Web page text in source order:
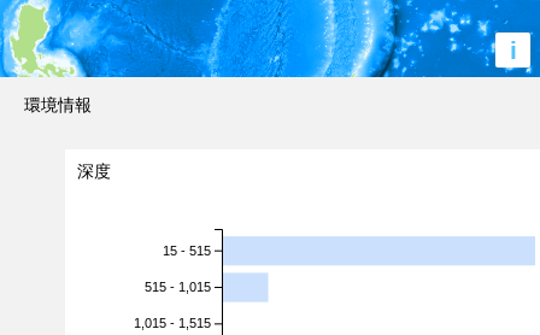
i
環境情報
深度
15 - 515
515 - 1,015
1,015 - 1,515